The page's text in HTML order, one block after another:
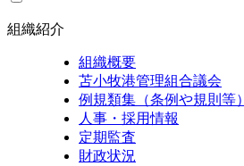
組織紹介
組織概要
苫小牧港管理組合議会
例規類集（条例や規則等）
人事・採用情報
定期監査
財政状況